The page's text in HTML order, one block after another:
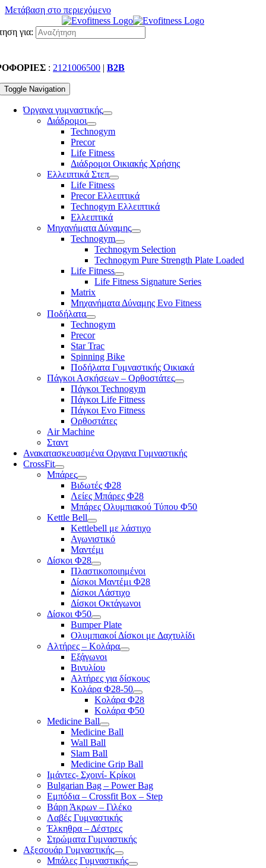
Μετάβαση στο περιεχόμενο
για:
: 2121006500 | B2B
Toggle Navigation
Όργανα γυμναστικής
Διάδρομοι
Technogym
Precor
Life Fitness
Διάδρομοι Οικιακής Χρήσης
Ελλειπτικά Στεπ
Life Fitness
Precor Ελλειπτικά
Technogym Ελλειπτικά
Ελλειπτικά
Μηχανήματα Δύναμης
Technogym
Technogym Selection
Technogym Pure Strength Plate Loaded
Life Fitness
Life Fitness Signature Series
Matrix
Μηχανήματα Δύναμης Evo Fitness
Ποδήλατα
Technogym
Precor
Star Trac
Spinning Bike
Ποδήλατα Γυμναστικής Οικιακά
Πάγκοι Ασκήσεων – Ορθοστάτες
Πάγκοι Technogym
Πάγκοι Life Fitness
Πάγκοι Evo Fitness
Ορθοστάτες
Air Machine
Σταντ
Ανακατασκευασμένα Οργανα Γυμναστικής
CrossFit
Μπάρες
Βιδωτές Φ28
Λείες Μπάρες Φ28
Μπάρες Ολυμπιακού Τύπου Φ50
Kettle Bell
Kettlebell με λάστιχο
Αγωνιστικό
Μαντέμι
Δίσκοι Φ28
Πλαστικοποιημένοι
Δίσκοι Μαντέμι Φ28
Δίσκοι Λάστιχο
Δίσκοι Οκτάγωνοι
Δίσκοι Φ50
Bumper Plate
Ολυμπιακοί Δίσκοι με Δαχτυλίδι
Αλτήρες – Κολάρα
Εξάγωνοι
Βινυλίου
Αλτήρες για δίσκους
Κολάρα Φ28-50
Κολάρα Φ28
Κολάρα Φ50
Medicine Ball
Medicine Ball
Wall Ball
Slam Ball
Medicine Grip Ball
Ιμάντες- Σχοινί- Κρίκοι
Bulgarian Bag – Power Bag
Εμπόδια – Crossfit Box – Step
Βάρη Άκρων – Γιλέκο
Λαβές Γυμναστικής
Έλκηθρα – Δέστρες
Στρώματα Γυμναστικής
Αξεσουάρ Γυμναστικής
Μπάλες Γυμναστικής